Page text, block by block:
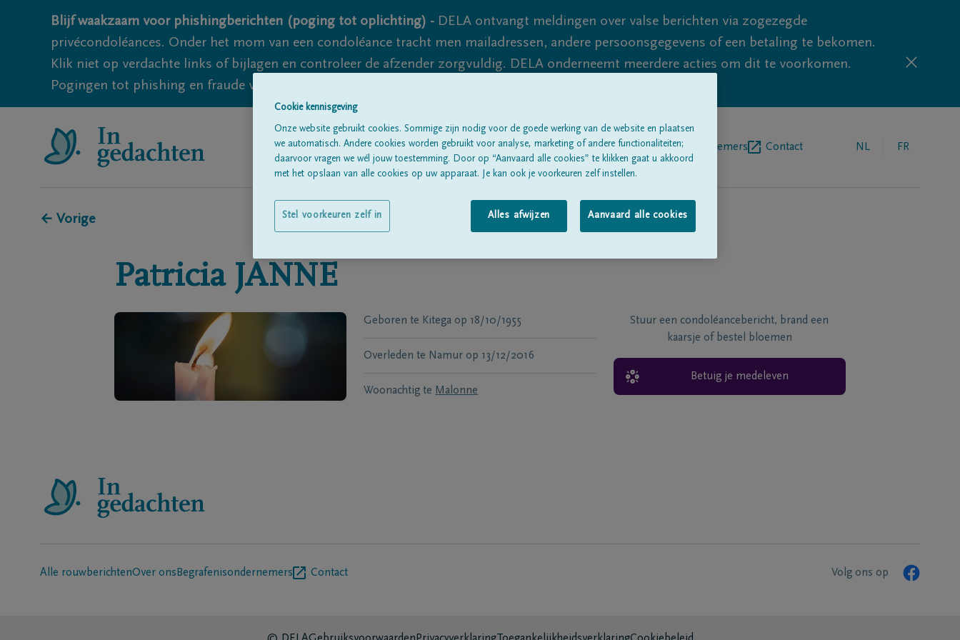
Blijf waakzaam voor phishingberichten (poging tot oplichting) - DELA ontvangt meldingen over valse berichten via zogezegde
privécondoléances. Onder het mom van een condoléance tracht men mailadressen, andere persoonsgegevens of een betaling te bekomen.
Klik niet op verdachte links of bijlagen en controleer de afzender zorgvuldig. DELA onderneemt meerdere acties om dit te voorkomen.
Pogingen tot phishing en fraude vallen echter nooit volledig uit te sluiten, dus blijf waakzaam.
Alle rouwberichten Over onsBegrafenisondernemers Contact NL FR
← Vorige
Patricia JANNE
Geboren te Kitega op 18/10/1955
Overleden te Namur op 13/12/2016
Woonachtig te Malonne
Stuur een condoléancebericht, brand een
kaarsje of bestel bloemen
Betuig je medeleven
Alle rouwberichtenOver ons Begrafenisondernemers Contact Volg ons op
Cookie kennisgeving
Onze website gebruikt cookies. Sommige zijn nodig voor de goede werking van de website en plaatsen
we automatisch. Andere cookies worden gebruikt voor analyse, marketing of andere functionaliteiten;
daarvoor vragen we wél jouw toestemming. Door op “Aanvaard alle cookies” te klikken gaat u akkoord
met het opslaan van alle cookies op uw apparaat. Je kan ook je voorkeuren zelf instellen.
Alles afwijzen Aanvaard alle cookies
Stel voorkeuren zelf in